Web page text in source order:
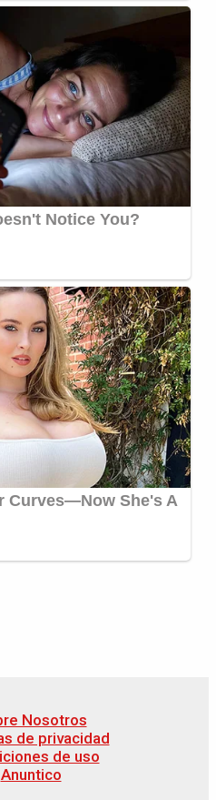
Nosotros
de privacidad
de uso
Anuntico